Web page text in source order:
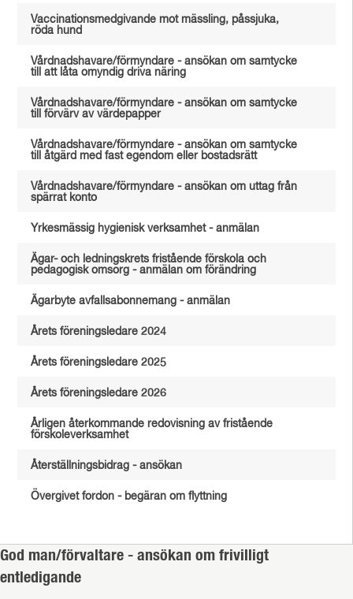
Vaccinationsmedgivande mot mässling, påssjuka,
röda hund
Vårdnadshavare/förmyndare - ansökan om samtycke
till att låta omyndig driva näring
Vårdnadshavare/förmyndare - ansökan om samtycke
till förvärv av värdepapper
Vårdnadshavare/förmyndare - ansökan om samtycke
till åtgärd med fast egendom eller bostadsrätt
Vårdnadshavare/förmyndare - ansökan om uttag från
spärrat konto
Yrkesmässig hygienisk verksamhet - anmälan
Ägar- och ledningskrets fristående förskola och
pedagogisk omsorg - anmälan om förändring
Ägarbyte avfallsabonnemang - anmälan
Årets föreningsledare 2024
Årets föreningsledare 2025
Årets föreningsledare 2026
Årligen återkommande redovisning av fristående
förskoleverksamhet
Återställningsbidrag - ansökan
Övergivet fordon - begäran om flyttning
God man/förvaltare - ansökan om frivilligt
entledigande